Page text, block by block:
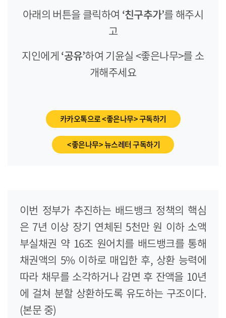
아래의 버튼을 클릭하여 ‘친구추가’를 해주시
고
지인에게‘공유’하여 기윤실 <좋은나무>를 소
개해주세요
카카오톡으로 <좋은나무> 구독하기
<좋은나무> 뉴스레터 구독하기
이번 정부가 추진하는 배드뱅크 정책의 핵심
은 7년 이상 장기 연체된 5천만 원 이하 소액
부실채권 약 16조 원어치를 배드뱅크를 통해
채권액의 5% 이하로 매입한 후, 상환 능력에
따라 채무를 소각하거나 감면 후 잔액을 10년
에 걸쳐 분할 상환하도록 유도하는 구조이다.
(본문 중)